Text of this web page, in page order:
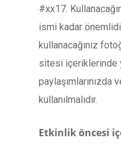
#xx17.
ismi kadar
kullanacağınız
sitesi içeriklerinde
paylaşımlarınızda
kullanılmalıdır.
Etkinlik öncesi